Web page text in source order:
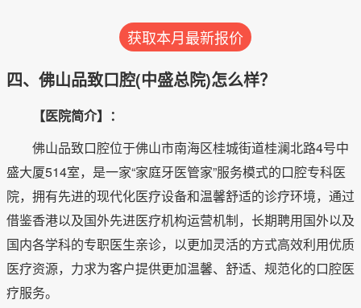
获取本月最新报价
四、佛山品致口腔(中盛总院)怎么样？
【医院简介】：
佛山品致口腔位于佛山市南海区桂城街道桂澜北路4号中
盛大厦514室，是一家“家庭牙医管家”服务模式的口腔专科医
院，拥有先进的现代化医疗设备和温馨舒适的诊疗环境，通过
借鉴香港以及国外先进医疗机构运营机制，长期聘用国外以及
国内各学科的专职医生亲诊，以更加灵活的方式高效利用优质
医疗资源，力求为客户提供更加温馨、舒适、规范化的口腔医
疗服务。